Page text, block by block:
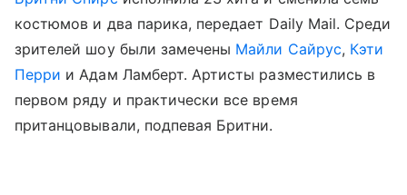
костюмов и два парика, передает Daily Mail. Среди
зрителей шоу были замечены Майли Сайрус, Кэти
Перри и Адам Ламберт. Артисты разместились в
первом ряду и практически все время
пританцовывали, подпевая Бритни.